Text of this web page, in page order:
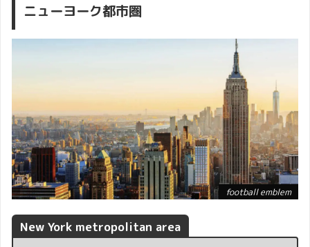
ニューヨーク都市圏
football emblem
New York metropolitan area